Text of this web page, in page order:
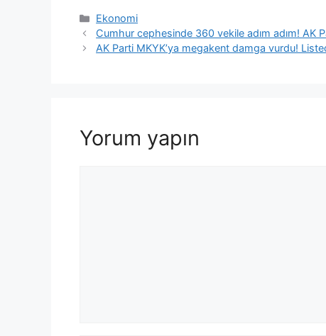
Kategoriler
Ekonomi
Cumhur cephesinde 360 vekile adım adım! AK
AK Parti MKYK’ya megakent damga vurdu!
Yorum yapın